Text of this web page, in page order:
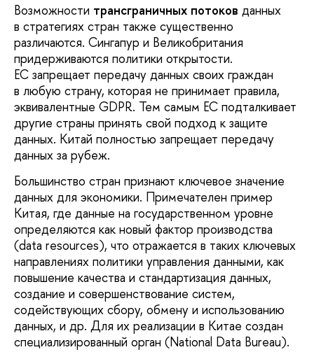
Возможности трансграничных потоков данных
в стратегиях стран также существенно
различаются. Сингапур и Великобритания
придерживаются политики открытости.
ЕС запрещает передачу данных своих граждан
в любую страну, которая не принимает правила,
эквивалентные GDPR. Тем самым ЕС подталкивает
другие страны принять свой подход к защите
данных. Китай полностью запрещает передачу
данных за рубеж.
Большинство стран признают ключевое значение
данных для экономики. Примечателен пример
Китая, где данные на государственном уровне
определяются как новый фактор производства
(data resources), что отражается в таких ключевых
направлениях политики управления данными, как
повышение качества и стандартизация данных,
создание и совершенствование систем,
содействующих сбору, обмену и использованию
данных, и др. Для их реализации в Китае создан
специализированный орган (National Data Bureau).